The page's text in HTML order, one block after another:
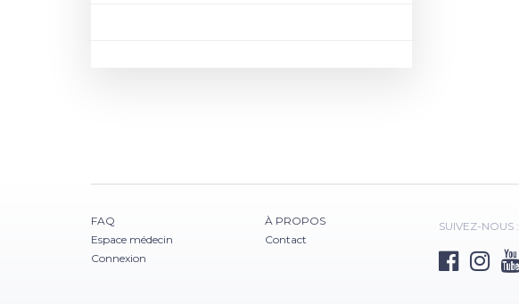
FAQ
Espace médecin
Connexion
À PROPOS
Contact
SUIVEZ-NOUS :